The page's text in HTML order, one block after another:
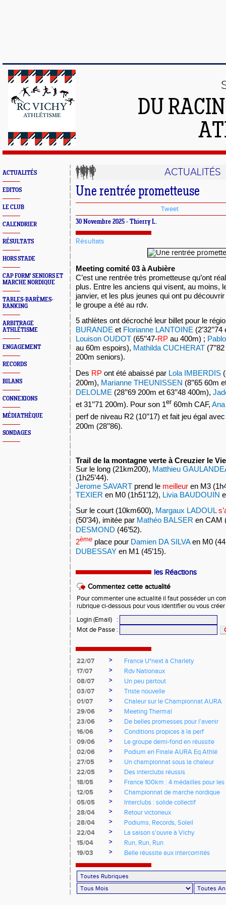
DU
ACTUALITÉS
EDITOS
LE CLUB
CALENDRIER
RÉSULTATS
HORS STADE
CAP FORM' SENIORS ET
MARCHE NORDIQUE
TABLES-BARÈMES-
RANKING
ARBITRAGE
ATHLÉTISME
ENGAGEMENT
RECORDS
BILANS
CONNEXIONS
MÉDIATHÈQUE
SONDAGES
ACTUALITÉS
Une rentrée prometteuse
Tweet
30 Novembre 2025 - Thierry L.
Résultats
Meeting comité 03 à Aubière
C’est une rentrée très prometteuse qu’ont
plus. Entre les anciens qui visent, au moins,
janvier, et les plus jeunes qui ont pu
le groupe a été au rdv.
5 athlètes ont décroché leur billet pour le
BURANDE et Florianne LANTOINE (2’32’’74
Louison OUDOT (65’’47-RP au 400m) ;
au 60m espoirs), Mathilda CUCHERAT
200m seniors).
Des RP ont été abaissé par Lola IMBERDIS
200m), Marianne THEUNISSEN (8’’65 60m
DELOLME (28’’69 200m et 63’’48 400m),
et 31’’71 200m). Pour son 1er 60mh CAF,
perf de niveau R2 (10’’17) et fait jeu égal
200m (28’’86).
Trail de la montagne verte à Creuzier le
Sur le long (21km200), Matthieu
(1h25’44).
Jerome SAVART prend le meilleur en M3
TEXIER en M0 (1h51’12), Livia BAUDOUIN
Sur le court (10km600), Margaux LADOUL
(50’34), imitée par Mathéo BALSER en CAM
DESMOND (46’52).
2ème place pour Damien DA SILVAen M0
DUBESSAY en M1 (45’15).
les Réactions
Commentez cette actualité
Pour commenter une actualité il faut posséder un
rubrique ci-dessous pour vous identifier ou vous
Login (Email)
:
Mot de Passe :
22/07 >
France U*next à Charlety
17/07
>
Rdv Nationaux
08/07
>
Un peu partout
03/07
>
Triste nouvelle
01/07
>
Chaleur sur le Championnat AURA
29/06
>
Meeting Thermal
23/06
>
De belles promesses pour l'avenir
16/06
>
Conditions propices à la perf
09/06
>
Le groupe demi-fond en réussite
02/06
>
Podium en Finale AURA Eq Athlé
27/05
>
Un championnat sous la chaleur
22/05
>
Des interclubs réussis
18/05
>
France 100km : 4 médailles pour
12/05
>
Championnat de marche nordique
05/05
>
Interclubs : solide collectif
28/04
>
Retour victorieux
28/04
>
Podiums, Records, Soleil
22/04
>
La saison s'ouvre à Vichy
15/04
>
Run, Run, Run
19/03
> Belle réussite aux intercomités